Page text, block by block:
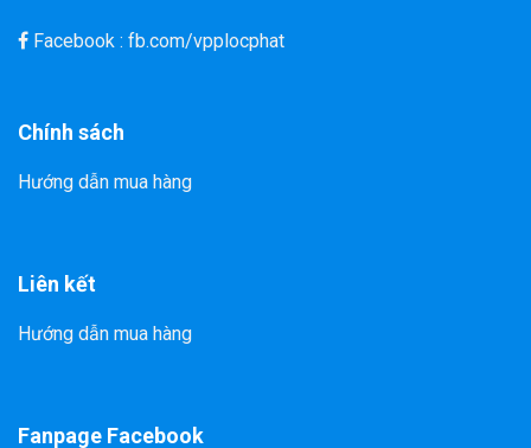
Facebook : fb.com/vpplocphat
Chính sách
Hướng dẫn mua hàng
Liên kết
Hướng dẫn mua hàng
Fanpage Facebook